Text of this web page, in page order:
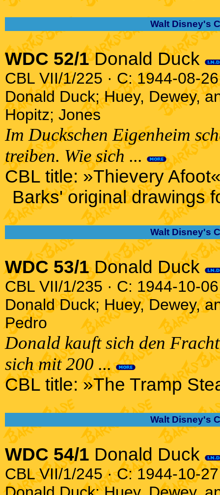
Walt Disney's
WDC 52/1 Donald Duck
CBL VII/1/225 · C: 1944-08-
Donald Duck; Huey, Dewey,
Hopitz; Jones
Im Duckschen Eigenheim
treiben. Wie sich ...
CBL title: »Thievery
Barks' original drawings
Walt Disney's
WDC 53/1 Donald Duck
CBL VII/1/235 · C: 1944-10-
Donald Duck; Huey, Dewey,
Pedro
Donald kauft sich den
sich mit 200 ...
CBL title: »The Tramp
Walt Disney's
WDC 54/1 Donald Duck
CBL VII/1/245 · C: 1944-10-